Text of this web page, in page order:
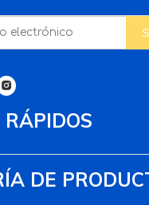
RÁPIDOS
DE